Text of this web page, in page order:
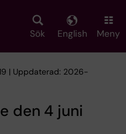
Sök English Meny
| Uppdaterad: 2026-
den 4 juni